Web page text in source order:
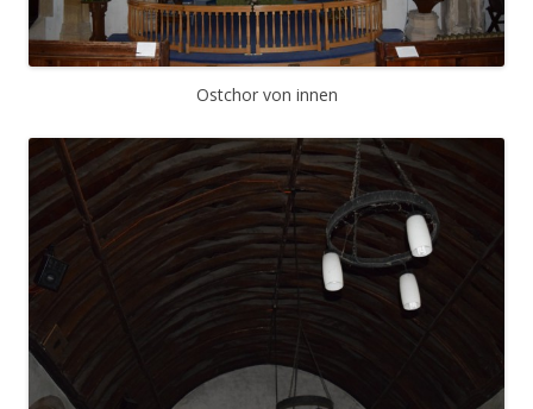
Ostchor von innen